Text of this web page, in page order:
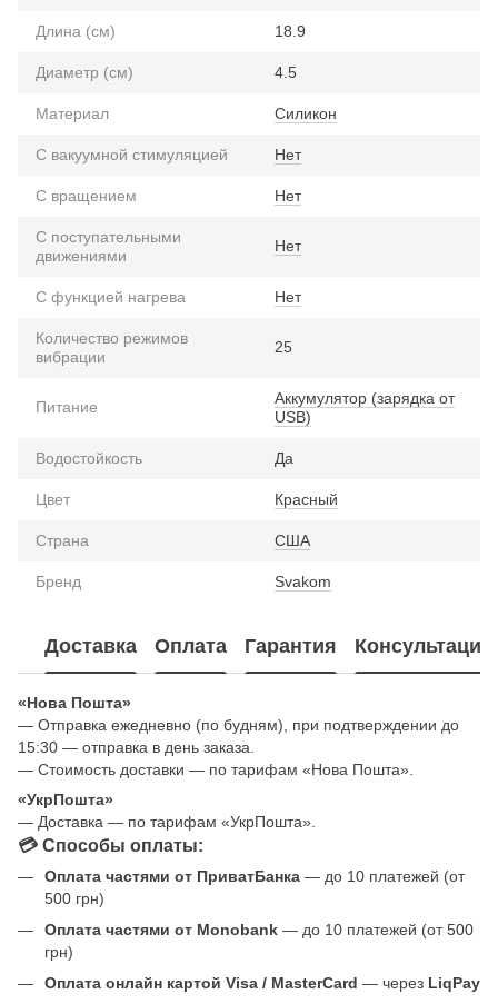
Длина (см) 18.9
Диаметр (см) 4.5
Материал Силикон
С вакуумной стимуляцией Нет
С вращением Нет
С поступательными
движениями
Нет
С функцией нагрева Нет
Количество режимов
вибрации
25
Питание
Аккумулятор (зарядка от
USB)
Водостойкость Да
Цвет Красный
Страна США
Бренд Svakom
Доставка Оплата Гарантия Консультация
«Нова Пошта»
— Отправка ежедневно (по будням), при подтверждении до
15:30 — отправка в день заказа.
— Стоимость доставки — по тарифам «Нова Пошта».
«УкрПошта»
— Доставка — по тарифам «УкрПошта».
💳 Способы оплаты:
Оплата частями от ПриватБанка — до 10 платежей (от
500 грн)
Оплата частями от Monobank — до 10 платежей (от 500
грн)
Оплата онлайн картой Visa / MasterCard — через LiqPay